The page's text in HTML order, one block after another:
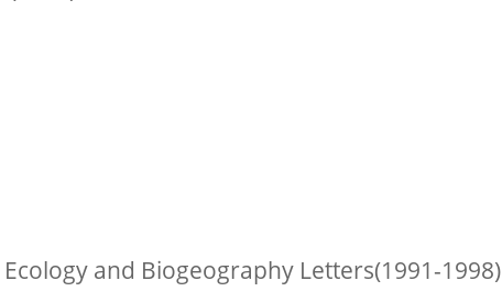
and Biogeography Letters(1991-1998)